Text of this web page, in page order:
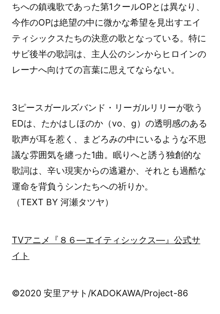
ちへの鎮魂歌であった第1クールOPとは異なり、
今作のOPは絶望の中に微かな希望を見出すエイ
ティシックスたちの決意の歌となっている。特に
サビ後半の歌詞は、主人公のシンからヒロインの
レーナへ向けての言葉に思えてならない。
3ピースガールズバンド・リーガルリリーが歌う
EDは、たかはしほのか（vo、g）の透明感のある
歌声が耳を惹く、まどろみの中にいるような不思
議な雰囲気を纏った1曲。眠りへと誘う独創的な
歌詞は、辛い現実からの逃避か、それとも過酷な
運命を背負うシンたちへの祈りか。
（TEXT BY 河瀬タツヤ）
TVアニメ『８６―エイティシックス―』公式サ
イト
©2020 安里アサト/KADOKAWA/Project-86